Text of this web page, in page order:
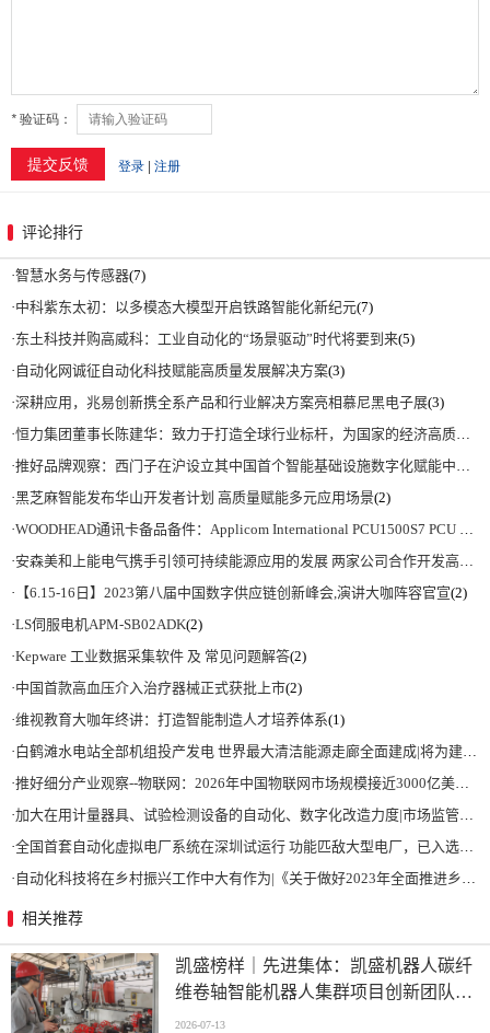
评论排行
·智慧水务与传感器(7)
·中科紫东太初：以多模态大模型开启铁路智能化新纪元(7)
·东土科技并购高威科：工业自动化的“场景驱动”时代将要到来(5)
· 自动化网诚征自动化科技赋能高质量发展解决方案(3)
·深耕应用，兆易创新携全系产品和行业解决方案亮相慕尼黑电子展(3)
·恒力集团董事长陈建华：致力于打造全球行业标杆，为国家的经济高质量发展贡献更大力量|上海电气集团党委书记、董事长吴磊来访
·推好品牌观察：西门子在沪设立其中国首个智能基础设施数字化赋能中心
·黑芝麻智能发布华山开发者计划 高质量赋能多元应用场景(2)
·WOODHEAD通讯卡备品备件：Applicom International PCU1500S7 PCU 1500 S7 V4.5.0
·安森美和上能电气携手引领可持续能源应用的发展 两家公司合作开发高性能储能和太阳能组串式逆变器方案 以实现可持续的未来
· 【6.15-16日】2023第八届中国数字供应链创新峰会,演讲大咖阵容官宣(2)
·LS伺服电机APM-SB02ADK(2)
·Kepware 工业数据采集软件 及 常见问题解答(2)
·中国首款高血压介入治疗器械正式获批上市(2)
·维视教育大咖年终讲：打造智能制造人才培养体系(1)
·白鹤滩水电站全部机组投产发电 世界最大清洁能源走廊全面建成|将为建设新型能源体系、保障国家能源安全、实现“双碳”目标提供有力支撑
·推好细分产业观察--物联网：2026年中国物联网市场规模接近3000亿美元 智慧工厂、智慧城市、智慧电网等将占60%以上
·加大在用计量器具、试验检测设备的自动化、数字化改造力度|市场监管总局 工业和信息化部 关于促进企业计量能力提升的指导意见
·全国首套自动化虚拟电厂系统在深圳试运行 功能匹敌大型电厂，已入选国际典型案例
· 自动化科技将在乡村振兴工作中大有作为|《关于做好2023年全面推进乡村振兴重点工作的意见》发布
相关推荐
凯盛榜样｜先进集体：凯盛机器人碳纤
维卷轴智能机器人集群项目创新团队
——迈向“智造”新高度
2026-07-13